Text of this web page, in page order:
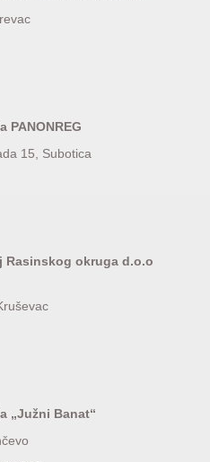
PANONREG
15, Subotica
Rasinskog okruga d.o.o
„Južni Banat“